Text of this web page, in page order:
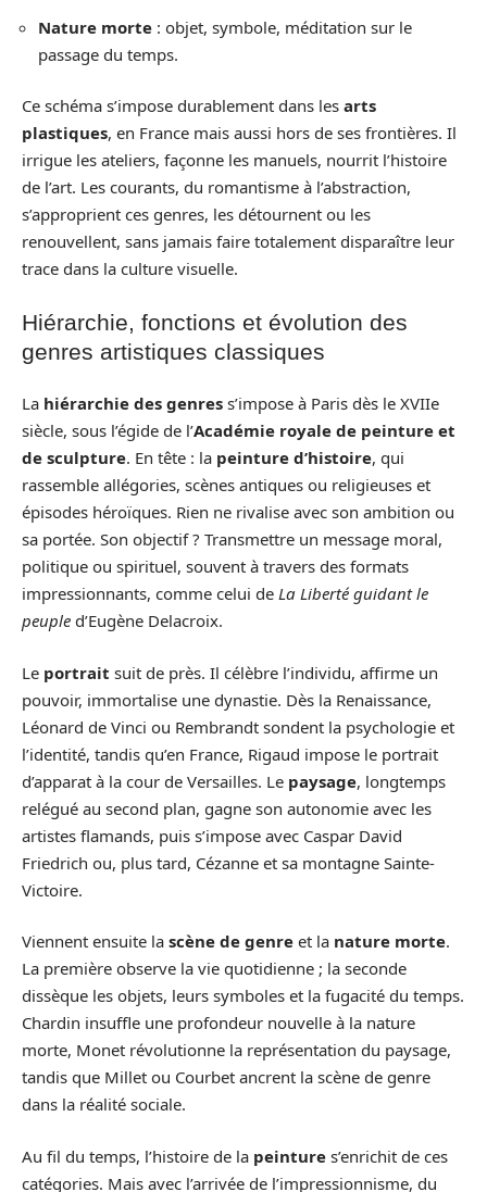
Nature morte : objet, symbole, méditation sur le
passage du temps.
Ce schéma s’impose durablement dans les arts
plastiques, en France mais aussi hors de ses frontières. Il
irrigue les ateliers, façonne les manuels, nourrit l’histoire
de l’art. Les courants, du romantisme à l’abstraction,
s’approprient ces genres, les détournent ou les
renouvellent, sans jamais faire totalement disparaître leur
trace dans la culture visuelle.
Hiérarchie, fonctions et évolution des
genres artistiques classiques
La hiérarchie des genres s’impose à Paris dès le XVIIe
siècle, sous l’égide de l’Académie royale de peinture et
de sculpture. En tête : la peinture d’histoire, qui
rassemble allégories, scènes antiques ou religieuses et
épisodes héroïques. Rien ne rivalise avec son ambition ou
sa portée. Son objectif ? Transmettre un message moral,
politique ou spirituel, souvent à travers des formats
impressionnants, comme celui de La Liberté guidant le
peuple d’Eugène Delacroix.
Le portrait suit de près. Il célèbre l’individu, affirme un
pouvoir, immortalise une dynastie. Dès la Renaissance,
Léonard de Vinci ou Rembrandt sondent la psychologie et
l’identité, tandis qu’en France, Rigaud impose le portrait
d’apparat à la cour de Versailles. Le paysage, longtemps
relégué au second plan, gagne son autonomie avec les
artistes flamands, puis s’impose avec Caspar David
Friedrich ou, plus tard, Cézanne et sa montagne Sainte-
Victoire.
Viennent ensuite la scène de genre et la nature morte.
La première observe la vie quotidienne ; la seconde
dissèque les objets, leurs symboles et la fugacité du temps.
Chardin insuffle une profondeur nouvelle à la nature
morte, Monet révolutionne la représentation du paysage,
tandis que Millet ou Courbet ancrent la scène de genre
dans la réalité sociale.
Au fil du temps, l’histoire de la peinture s’enrichit de ces
catégories. Mais avec l’arrivée de l’impressionnisme, du